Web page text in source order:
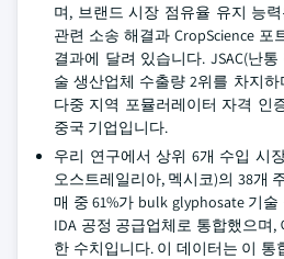
며, 브랜드 시장 점유율 유지 능
관련 소송 해결과 CropScience
결과에 달려 있습니다. JSAC(난
술 생산업체 수출량 2위를 차지
다중 지역 포뮬러레이터 자격 인
중국 기업입니다.
우리 연구에서 상위 6개 수입 시
오스트레일리아, 멕시코)의 38개
매 중 61%가 bulk glyphosate 기
IDA 공정 공급업체로 통합했으며,
한 수치입니다. 이 데이터는 이 통